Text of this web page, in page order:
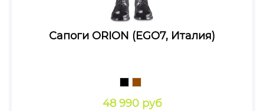
Сапоги ORION (EGO7, Италия)
48 990 руб